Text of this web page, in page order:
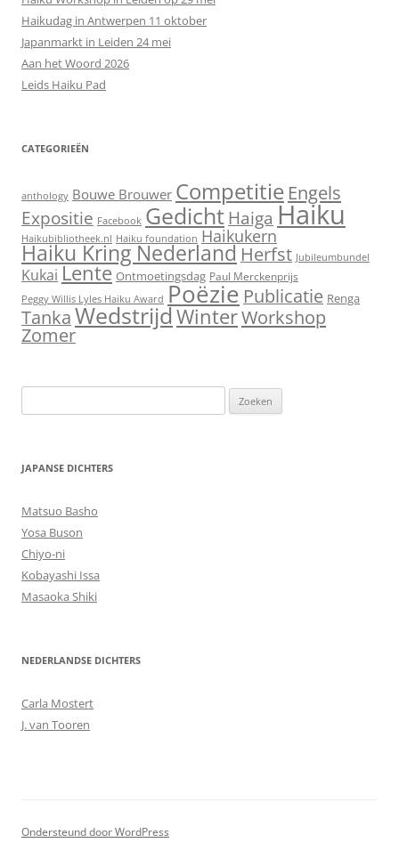
Haikudag in Antwerpen 11 oktober
Japanmarkt in Leiden 24 mei
Aan het Woord 2026
Leids Haiku Pad
CATEGORIEËN
anthology Bouwe Brouwer Competitie Engels
Expositie Facebook Gedicht Haiga Haiku
Haikubibliotheek.nl Haiku foundation Haikukern
Haiku Kring Nederland Herfst Jubileumbundel
Kukai Lente Ontmoetingsdag Paul Merckenprijs
Peggy Willis Lyles Haiku Award Poëzie Publicatie Renga
TankaWedstrijdWinterWorkshop
Zomer
naar:
JAPANSE DICHTERS
Matsuo Basho
Yosa Buson
Chiyo-ni
Kobayashi Issa
Masaoka Shiki
NEDERLANDSE DICHTERS
Carla Mostert
J. van Tooren
Ondersteund door WordPress